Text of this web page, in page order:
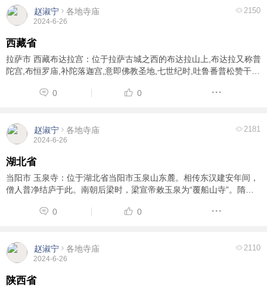
赵淑宁 各地寺庙
2024-6-26
2150
西藏省
拉萨市 西藏布达拉宫：位于拉萨古城之西的布达拉山上,布达拉又称普
陀宫,布恒罗庙,补陀落迦宫,意即佛教圣地,七世纪时,吐鲁番普松赞干部
是17世纪以后陆续扩建的,公元1645年 ...
0 0
赵淑宁 各地寺庙
2024-6-26
2181
湖北省
当阳市 玉泉寺：位于湖北省当阳市玉泉山东麓。相传东汉建安年间，
僧人普净结庐于此。南朝后梁时，梁宣帝敕玉泉为“覆船山寺”。隋代
0
0
赵淑宁 各地寺庙
2024-6-26
2110
陕西省